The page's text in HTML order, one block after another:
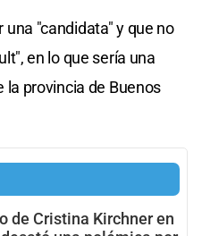
una "candidata" y que no
en lo que sería una
la provincia de Buenos
de Cristina Kirchner en